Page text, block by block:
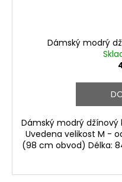
Dámský modrý
Dámský modrý džínový
Uvedena velikost M -
(98 cm obvod) Délka: